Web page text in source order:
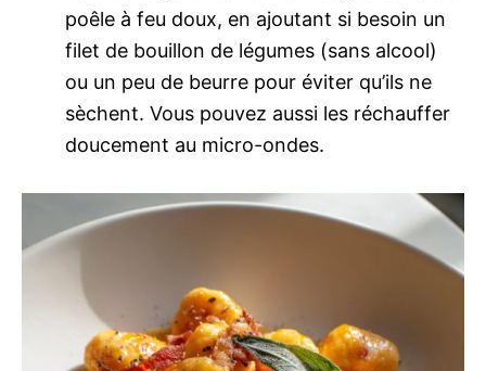
poêle à feu doux, en ajoutant si besoin un
filet de bouillon de légumes (sans alcool)
ou un peu de beurre pour éviter qu’ils ne
sèchent. Vous pouvez aussi les réchauffer
doucement au micro-ondes.